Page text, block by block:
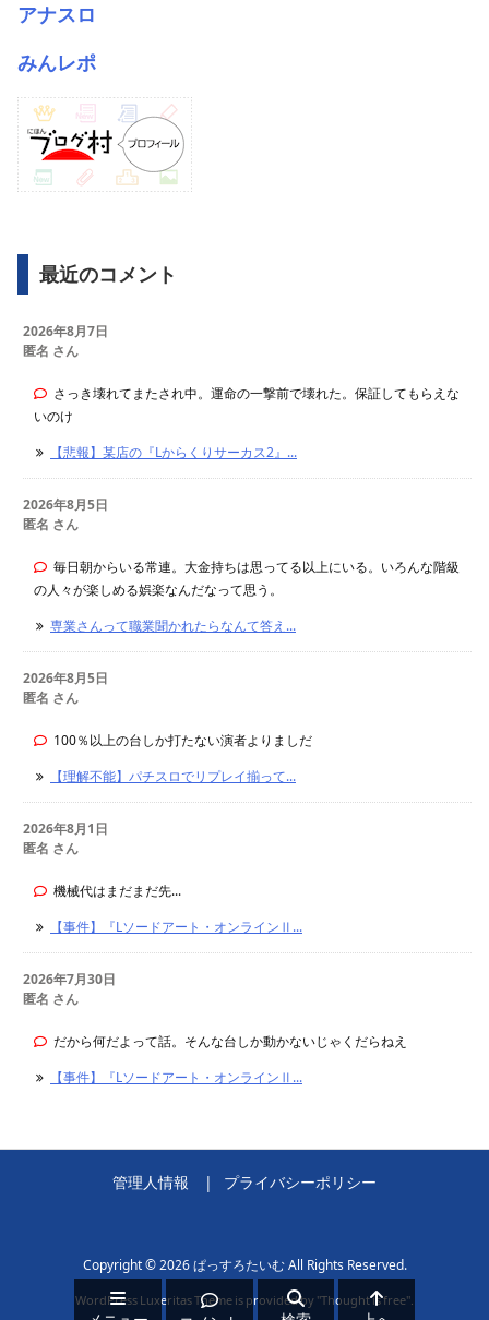
アナスロ
みんレポ
最近のコメント
2026年8月7日
匿名 さん
さっき壊れてまたされ中。運命の一撃前で壊れた。保証してもらえな
いのけ
【悲報】某店の『Lからくりサーカス2』...
2026年8月5日
匿名 さん
毎日朝からいる常連。大金持ちは思ってる以上にいる。いろんな階級
の人々が楽しめる娯楽なんだなって思う。
専業さんって職業聞かれたらなんて答え...
2026年8月5日
匿名 さん
100％以上の台しか打たない演者よりましだ
【理解不能】パチスロでリプレイ揃って...
2026年8月1日
匿名 さん
機械代はまだまだ先...
【事件】『Lソードアート・オンラインⅡ...
2026年7月30日
匿名 さん
だから何だよって話。そんな台しか動かないじゃくだらねえ
【事件】『Lソードアート・オンラインⅡ...
管理人情報 プライバシーポリシー
Copyright ©2026 ぱっすろたいむAll Rights Reserved.
WordPress Luxeritas Theme is provided by "Thought is free".